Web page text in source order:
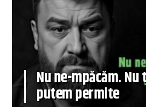
Nu ne-mpăcăm.
putem permite